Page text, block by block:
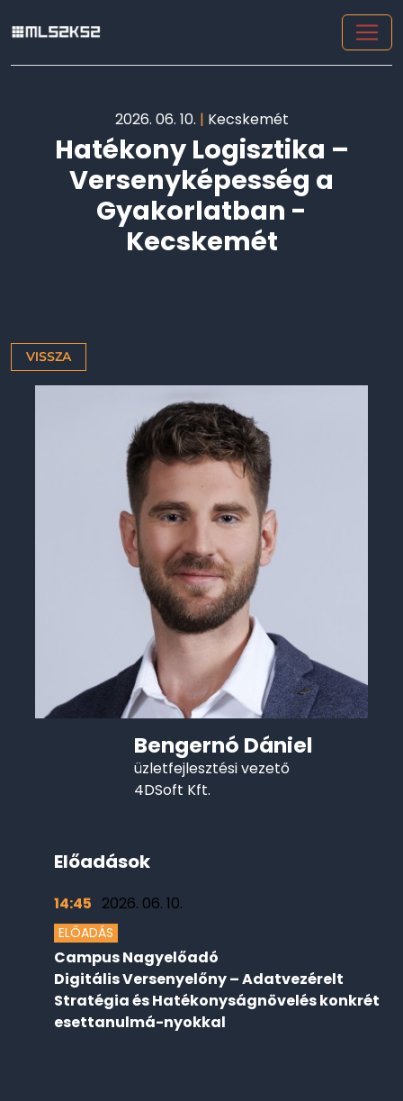
2026. 06. 10. | Kecskemét
Hatékony Logisztika –
Versenyképesség a
Gyakorlatban -
Kecskemét
VISSZA
Bengernó Dániel
üzletfejlesztési vezető
4DSoft Kft.
Előadások
14:45 2026. 06. 10.
ELŐADÁS
Campus Nagyelőadó
Digitális Versenyelőny – Adatvezérelt
Stratégia és Hatékonyságnövelés konkrét
esettanulmá-nyokkal